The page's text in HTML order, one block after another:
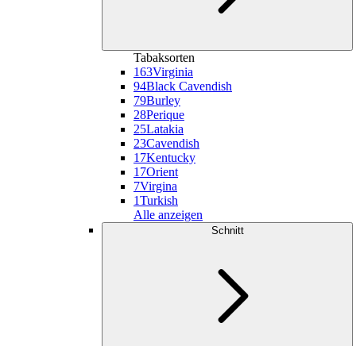
Tabaksorten
163Virginia
94Black Cavendish
79Burley
28Perique
25Latakia
23Cavendish
17Kentucky
17Orient
7Virgina
1Turkish
Alle anzeigen
Schnitt